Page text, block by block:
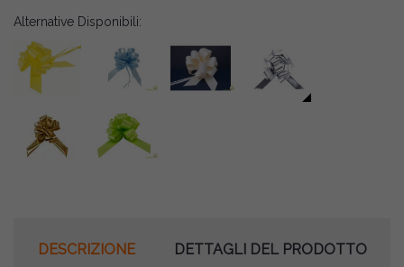
Alternative Disponibili:
DESCRIZIONE DETTAGLI DEL PRODOTTO